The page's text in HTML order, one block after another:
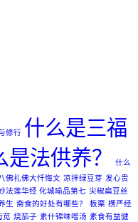
修行 什么是三福
是法供养？
什么
佛礼佛大忏悔文 凉拌绿豆芽 发心贵
法莲华经 化城喻品第七 尖椒扁豆丝
生 斋食的好处有哪些？ 板栗 楞严经
苋 烧茄子 素什锦味噌汤 素食有益健